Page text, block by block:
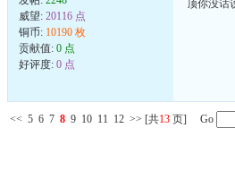
威望: 20116 点
铜币: 10190 枚
贡献值: 0 点
好评度: 0 点
顶你没话
<< 5 6 7 8 9 10 11 12 >> [共13 页] Go